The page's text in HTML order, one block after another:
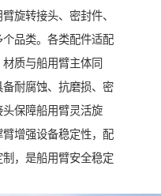
旋转接头、密封件、
品类。各类配件适配
质与船用臂主体同
耐腐蚀、抗磨损、密
保障船用臂灵活旋
增强设备稳定性，配
，是船用臂安全稳定